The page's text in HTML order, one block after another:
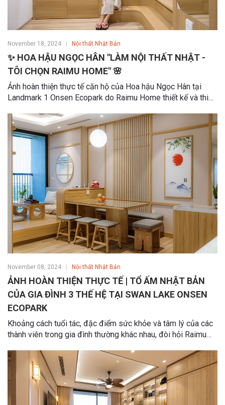
November 18, 2024 Nội thất Nhật Bản
✨ HOA HẬU NGỌC HÂN "LÀM NỘI THẤT NHẬT -
TÔI CHỌN RAIMU HOME" 🌸
Ảnh hoàn thiện thực tế căn hộ của Hoa hậu Ngọc Hân tại
Landmark 1 Onsen Ecopark do Raimu Home thiết kế và thi
November 08, 2024 Nội thất Nhật Bản
ẢNH HOÀN THIỆN THỰC TẾ | TỔ ẤM NHẬT BẢN
CỦA GIA ĐÌNH 3 THẾ HỆ TẠI SWAN LAKE ONSEN
ECOPARK
Khoảng cách tuổi tác, đặc điểm sức khỏe và tâm lý của các
thành viên trong gia đình thường khác nhau, đòi hỏi Raimu
minh, phù hợp và hài hòa nhu cầu sử dựng của từng thế hệ.